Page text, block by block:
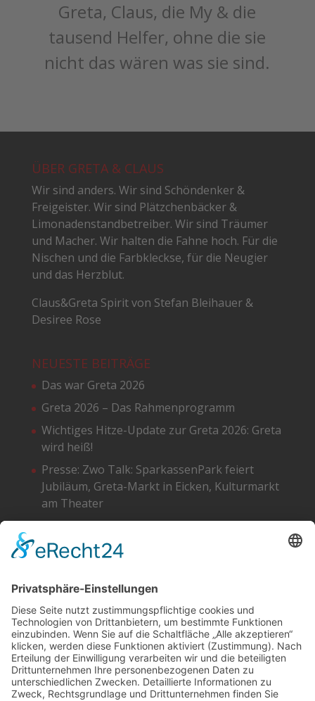
Greta, Claus, die My & die
tausend Helfer, ohne die sie
nicht das wären was sie sind.
ÜBER GRETA & CLAUS
Wir sind anders. Wir sind Schöndenker &
Freigeister. Wir sind Plätzchenbäcker &
Limonadenstandbetreiber. Wir sind Träumer
und Macher. Wir halten die Fahne hoch. Für die
Nischen und die Farbkleckse, für die Neugier
und das Herzblut.
Claus&Greta Spirit von Stefan Bleihauer &
Desiree Rose
NEUESTE BEITRÄGE
Das war Greta 2026
Greta 2026 – Das Rahmenprogramm
Wichtiges Hitze-Update zur Greta 2026: Greta
wird heiß!
Presse: Zwo Talk: SparkassenPark feiert
Jubiläum, Greta-Markt in Eicken, Kulturmarkt
am Theater
Greta 2026 – Die Standpläne
Facebook
Instagram
SoundCloud
YouTube
Cookie-Einstellungen